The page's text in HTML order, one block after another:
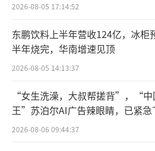
作为Openai最大的金
式用上了最新版本的GPT-
对话，还是使用其它AI功
提供支持。
作为如今时代最强力
的直接下场对于AI PC来说
2026-08-05 17:14:52
东鹏饮料上半年营收124亿，冰柜
半年烧完，华南增速见顶
2026-08-05 14:13:37
“女生洗澡，大叔帮搓背”，“中
王”苏泊尔AI广告辣眼睛，已紧急
2026-08-06 09:44:37